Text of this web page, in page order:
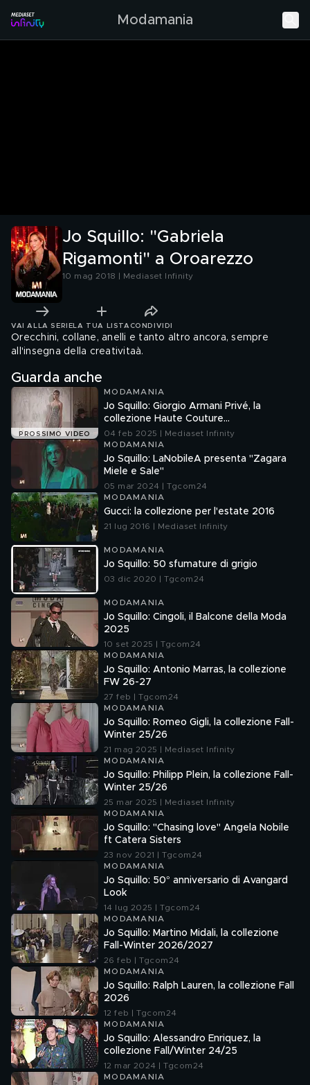
Modamania
Jo Squillo: "Gabriela
Rigamonti" a Oroarezzo
10 mag 2018 | Mediaset Infinity
VAI ALLA SERIE LA TUA LISTA CONDIVIDI
Orecchini, collane, anelli e tanto altro ancora, sempre
all'insegna della creativitaà.
Guarda anche
PROSSIMO VIDEO
MODAMANIA
Jo Squillo: Giorgio Armani Privé, la
collezione Haute Couture
Spring/Summer 2025
04 feb 2025 | Mediaset Infinity
MODAMANIA
Jo Squillo: LaNobileA presenta "Zagara
Miele e Sale"
05 mar 2024 | Tgcom24
MODAMANIA
Gucci: la collezione per l'estate 2016
21 lug 2016 | Mediaset Infinity
MODAMANIA
Jo Squillo: 50 sfumature di grigio
03 dic 2020 | Tgcom24
MODAMANIA
Jo Squillo: Cingoli, il Balcone della Moda
2025
10 set 2025 | Tgcom24
MODAMANIA
Jo Squillo: Antonio Marras, la collezione
FW 26-27
27 feb | Tgcom24
MODAMANIA
Jo Squillo: Romeo Gigli, la collezione Fall-
Winter 25/26
21 mag 2025 | Mediaset Infinity
MODAMANIA
Jo Squillo: Philipp Plein, la collezione Fall-
Winter 25/26
25 mar 2025 | Mediaset Infinity
MODAMANIA
Jo Squillo: "Chasing love" Angela Nobile
ft Catera Sisters
23 nov 2021 | Tgcom24
MODAMANIA
Jo Squillo: 50° anniversario di Avangard
Look
14 lug 2025 | Tgcom24
MODAMANIA
Jo Squillo: Martino Midali, la collezione
Fall-Winter 2026/2027
26 feb | Tgcom24
MODAMANIA
Jo Squillo: Ralph Lauren, la collezione Fall
2026
12 feb | Tgcom24
MODAMANIA
Jo Squillo: Alessandro Enriquez, la
collezione Fall/Winter 24/25
12 mar 2024 | Tgcom24
MODAMANIA